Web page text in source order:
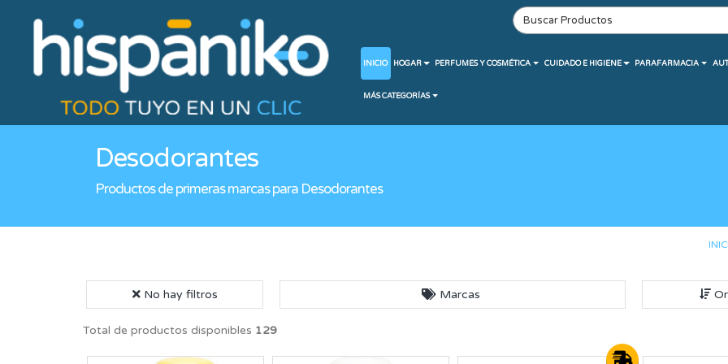
INICIO HOGAR PERFUMES Y COSMÉTICA CUIDADO E HIGIENE PARAFARMACIA
MÁS CATEGORÍAS
Desodorantes
Productos de primeras marcas para Desodorantes
No hay filtros Marcas
Total de productos disponibles 129